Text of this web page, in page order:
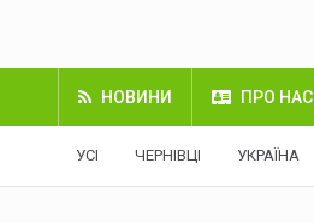
НОВИНИ ПРО НАС
УСІ ЧЕРНІВЦІ УКРАЇНА